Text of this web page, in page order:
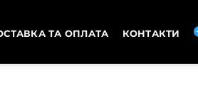
ТА ОПЛАТА КОНТАКТИ